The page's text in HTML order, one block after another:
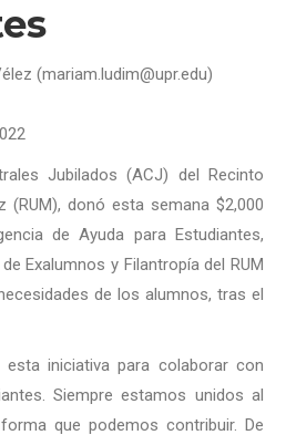
(mariam.ludim@upr.edu)
Jubilados (ACJ) del Recinto
(RUM), donó esta semana $2,000
de Ayuda para Estudiantes,
Exalumnos y Filantropía del RUM
de los alumnos, tras el
iniciativa para colaborar con
Siempre estamos unidos al
que podemos contribuir. De